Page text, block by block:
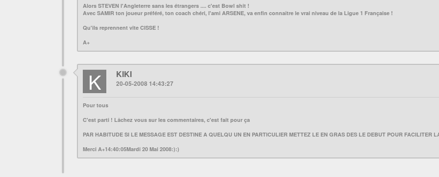
Alors STEVEN l'Angleterre sans les étrangers .... c'est Bowl shit !
Avec SAMIR ton joueur préféré, ton coach chéri, l'ami ARSENE, va enfin connaître le vrai niveau de la Ligue 1 Française !
Qu'ils reprennent vite CISSE !
A+
K KIKI
20-05-2008 14:43:27
Pour tous
C'est parti ! Lâchez vous sur les commentaires, c'est fait pour ça
PAR HABITUDE SI LE MESSAGE EST DESTINE A QUELQU UN EN PARTICULIER METTEZ LE EN GRAS DES LE DEBUT POUR FACILITER
Merci A+14:40:05Mardi 20 Mai 2008:):)